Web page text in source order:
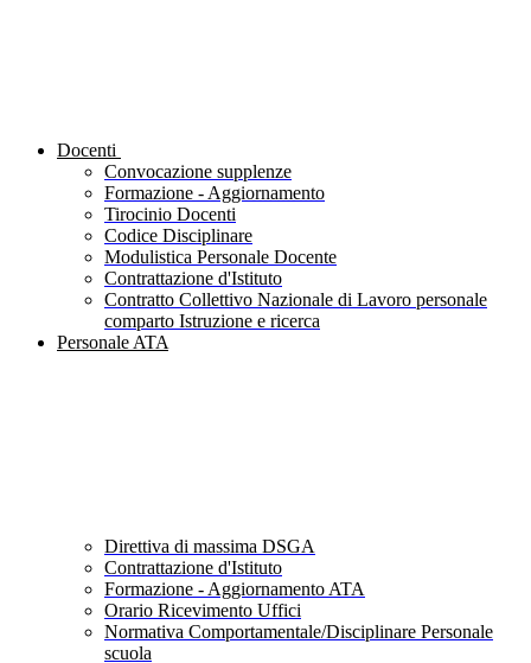
Docenti
Convocazione supplenze
Formazione - Aggiornamento
Tirocinio Docenti
Codice Disciplinare
Modulistica Personale Docente
Contrattazione d'Istituto
Contratto Collettivo Nazionale di Lavoro personale
comparto Istruzione e ricerca
Personale ATA
Direttiva di massima DSGA
Contrattazione d'Istituto
Formazione - Aggiornamento ATA
Orario Ricevimento Uffici
Normativa Comportamentale/Disciplinare Personale
scuola